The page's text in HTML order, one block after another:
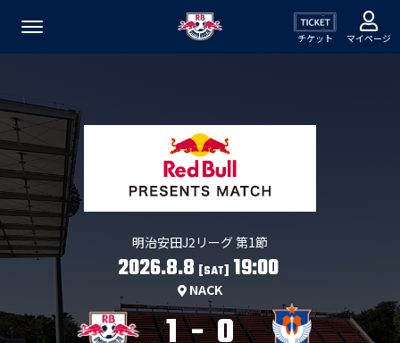
チケット マイページ
明治安田J2リーグ 第1節
2026.8.8 [SAT]19:00
NACK